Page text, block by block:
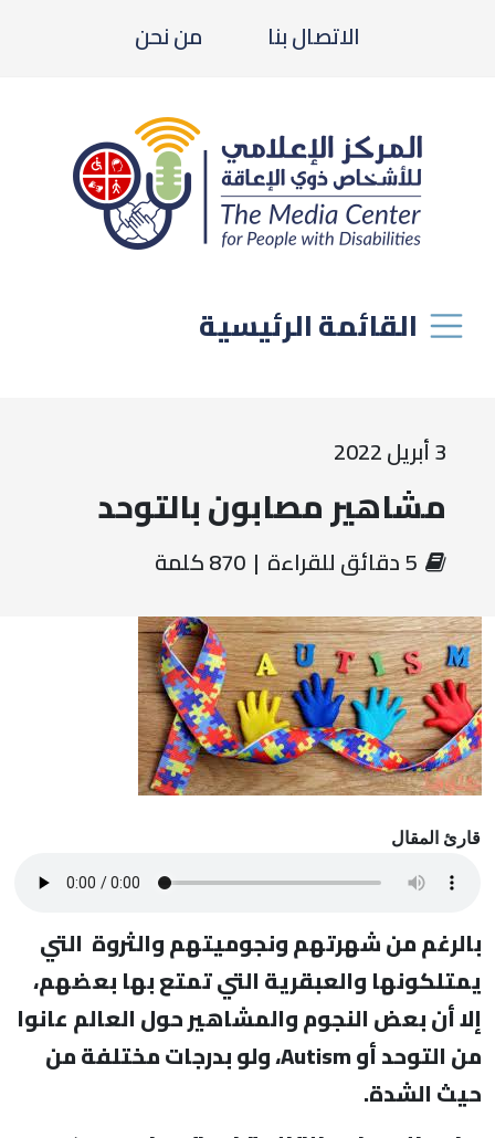
الاتصال بنا من نحن
القائمة الرئيسية
3 أبريل 2022
مشاهير مصابون بالتوحد
قارئ المقال
بالرغم من شهرتهم ونجوميتهم والثروة التي
يمتلكونها والعبقرية التي تمتع بها بعضهم،
إلا أن بعض النجوم والمشاهير حول العالم عانوا
من التوحد أوAutism،ولو بدرجات مختلفة من
حيث الشدة.